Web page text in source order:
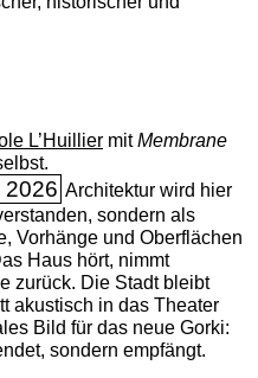
L’Huilliermit ­Membrane
2026 Architektur wird hier
sondern als
Vorhänge und Oberflächen
Haus hört, nimmt
zurück. Die Stadt bleibt
akustisch in das Theater
Bild für das neue Gorki:
sondern empfängt.